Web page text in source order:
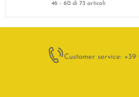
46 - 60 di 73 articoli
Customer service: +39